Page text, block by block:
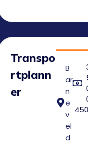
Transpo
rtplann
er
B
ar
n
e
v
el
d